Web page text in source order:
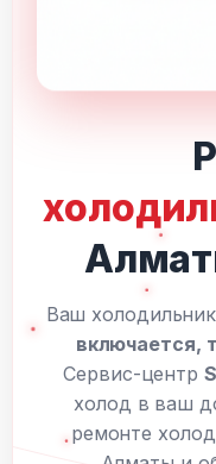
Ваш
включается,
Сервис-центр
холод в ваш
ремонте